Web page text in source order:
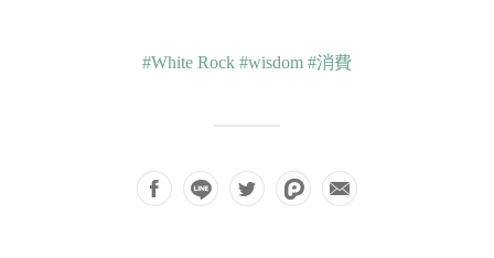
#White Rock #wisdom #消費